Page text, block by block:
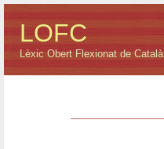
LOFC
Lèxic Obert Flexionat de Català